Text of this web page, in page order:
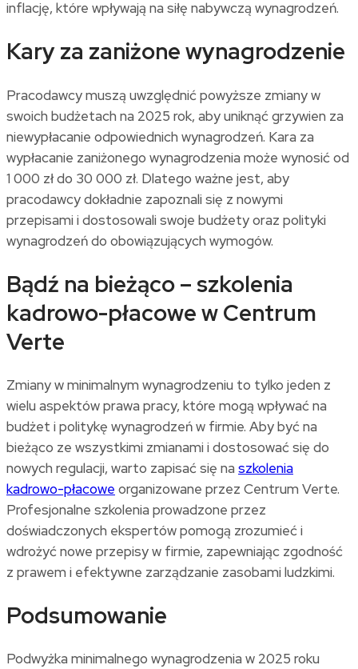
inflację, które wpływają na siłę nabywczą wynagrodzeń.
Kary za zaniżone wynagrodzenie
Pracodawcy muszą uwzględnić powyższe zmiany w
swoich budżetach na 2025 rok, aby uniknąć grzywien za
niewypłacanie odpowiednich wynagrodzeń. Kara za
wypłacanie zaniżonego wynagrodzenia może wynosić od
1 000 zł do 30 000 zł. Dlatego ważne jest, aby
pracodawcy dokładnie zapoznali się z nowymi
przepisami i dostosowali swoje budżety oraz polityki
wynagrodzeń do obowiązujących wymogów.
Bądź na bieżąco – szkolenia
kadrowo-płacowe w Centrum
Verte
Zmiany w minimalnym wynagrodzeniu to tylko jeden z
wielu aspektów prawa pracy, które mogą wpływać na
budżet i politykę wynagrodzeń w firmie. Aby być na
bieżąco ze wszystkimi zmianami i dostosować się do
nowych regulacji, warto zapisać się na szkolenia
kadrowo-płacowe organizowane przez Centrum Verte.
Profesjonalne szkolenia prowadzone przez
doświadczonych ekspertów pomogą zrozumieć i
wdrożyć nowe przepisy w firmie, zapewniając zgodność
z prawem i efektywne zarządzanie zasobami ludzkimi.
Podsumowanie
Podwyżka minimalnego wynagrodzenia w 2025 roku